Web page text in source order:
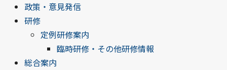
政策・意見発信
研修
定例研修案内
臨時研修・その他研修情報
総合案内